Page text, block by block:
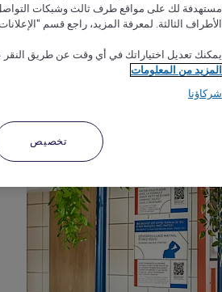
مستهدفة لك على مواقع طرف ثالث وشبكات التواصل
الأطراف الثالثة. لمعرفة المزيد، راجع قسم
يمكنك تعديل اختياراتك في أي وقت عن طريق
المزيد من المعلومات
شركاؤنا
تخصيص